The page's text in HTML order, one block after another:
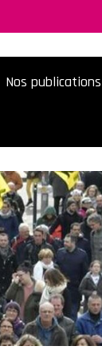
Nos publications